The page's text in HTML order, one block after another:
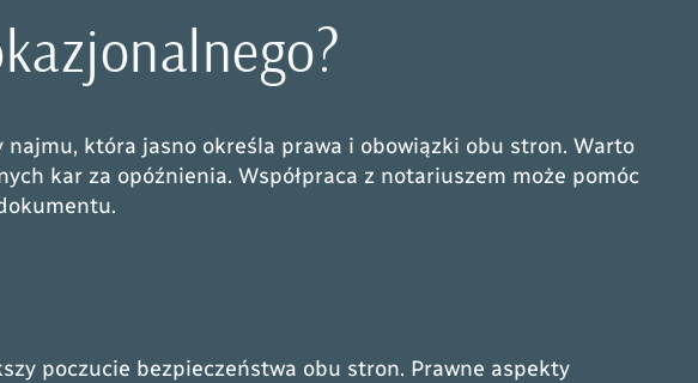
która jasno określa prawa i obowiązki obu stron. Warto
kar za opóźnienia. Współpraca z notariuszem może pomóc
poczucie bezpieczeństwa obu stron. Prawne aspekty